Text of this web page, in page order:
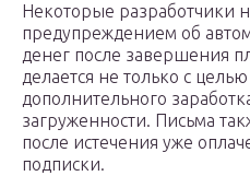
Некоторые разработчики
предупреждением об
денег после завершения
делается не только с
дополнительного
загруженности. Письма
после истечения уже
подписки.